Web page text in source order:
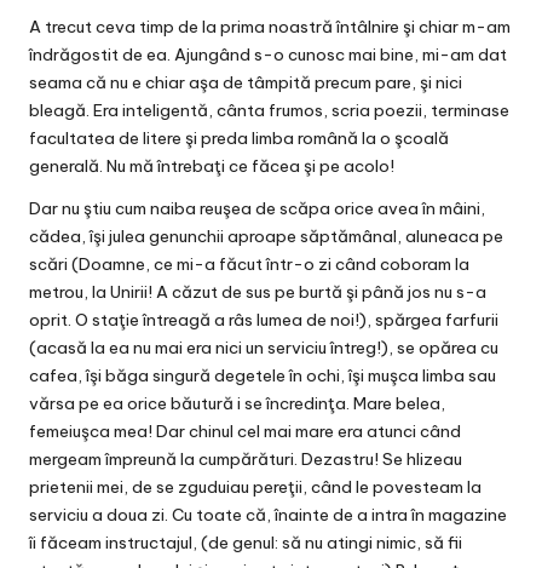
A trecut ceva timp de la prima noastră întâlnire şi chiar m-am
îndrăgostit de ea. Ajungând s-o cunosc mai bine, mi-am dat
seama că nu e chiar aşa de tâmpită precum pare, şi nici
bleagă. Era inteligentă, cânta frumos, scria poezii, terminase
facultatea de litere şi preda limba română la o şcoală
generală. Nu mă întrebaţi ce făcea şi pe acolo!
Dar nu ştiu cum naiba reuşea de scăpa orice avea în mâini,
cădea, îşi julea genunchii aproape săptămânal, aluneaca pe
scări (Doamne, ce mi-a făcut într-o zi când coboram la
metrou, la Unirii! A căzut de sus pe burtă şi până jos nu s-a
oprit. O staţie întreagă a râs lumea de noi!), spărgea farfurii
(acasă la ea nu mai era nici un serviciu întreg!), se opărea cu
cafea, îşi băga singură degetele în ochi, îşi muşca limba sau
vărsa pe ea orice băutură i se încredinţa. Mare belea,
femeiuşca mea! Dar chinul cel mai mare era atunci când
mergeam împreună la cumpărături. Dezastru! Se hlizeau
prietenii mei, de se zguduiau pereţii, când le povesteam la
serviciu a doua zi. Cu toate că, înainte de a intra în magazine
îi făceam instructajul, (de genul: să nu atingi nimic, să fii